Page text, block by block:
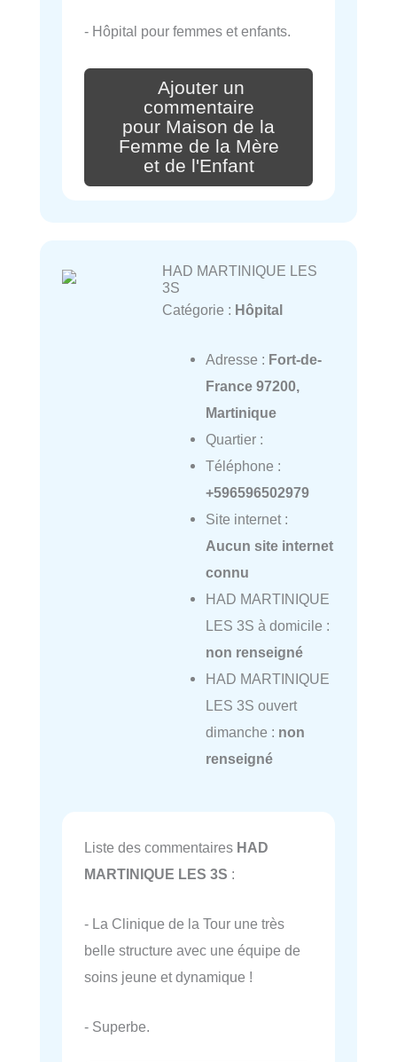
- Hôpital pour femmes et enfants.
Ajouter un
commentaire
pour Maison de la
Femme de la Mère
et de l'Enfant
HAD MARTINIQUE LES
3S
Catégorie : Hôpital
Adresse : Fort-de-
France 97200,
Martinique
Quartier :
Téléphone :
+596596502979
Site internet :
Aucun site internet
connu
HAD MARTINIQUE
LES 3S à domicile :
non renseigné
HAD MARTINIQUE
LES 3S ouvert
dimanche : non
renseigné
Liste des commentaires HAD
MARTINIQUE LES 3S :
- La Clinique de la Tour une très
belle structure avec une équipe de
soins jeune et dynamique !
- Superbe.